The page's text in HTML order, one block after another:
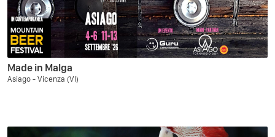
Made in Malga
Asiago - Vicenza (VI)